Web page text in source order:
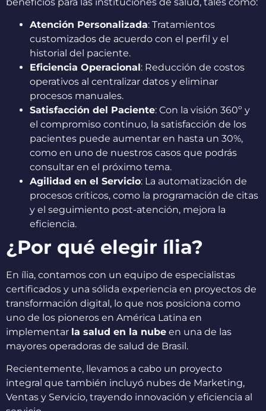
Atención Personalizada: Tratamientos
customizados de acuerdo con el perfil y el
historial del paciente.
Eficiencia Operacional: Reducción de costos
operativos al centralizar datos y eliminar
procesos manuales.
Satisfacción del Paciente: Con la visión 360º y
el compromiso continuo, la satisfacción de los
pacientes puede aumentar en hasta un 30%,
como en uno de nuestros casos que podrás
consultar en el próximo tema.
Agilidad en el Servicio: La automatización de
procesos críticos, como la programación de citas
y el seguimiento post-atención, mejora la
eficiencia.
¿Por qué elegir ília?
En ília, contamos con un equipo de especialistas
certificados y una sólida experiencia en proyectos de
transformación digital, lo que nos posiciona como
uno de los pioneros en América Latina en
implementar la salud en la nube en una de las
mayores operadoras de salud de Brasil.
Recientemente, llevamos a cabo un proyecto
integral que también incluyó nubes de Marketing,
Ventas y Servicio, trayendo innovación y eficiencia al